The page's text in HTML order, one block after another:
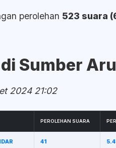
perolehan 523 suara
Sumber
2024 21:02
PEROLEHAN SUARA
41